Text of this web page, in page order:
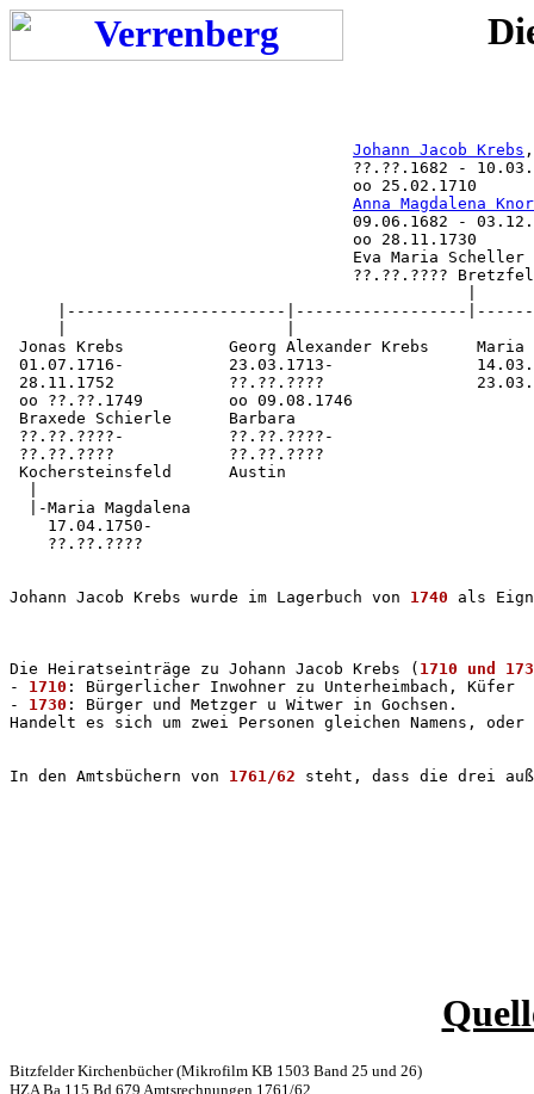
Johann Jacob Krebs
??.??.1682 -
                                    oo 25.02.1710
Anna Magdalena
09.06.1682 -
                                    oo 28.11.1730
                                    Eva Maria Scheller
??.??.????
|-----------------------|------------------
Jonas Krebs           Georg Alexander Krebs     Maria
01.07.1716-           23.03.1713-
28.11.1752            ??.??.????
oo ??.??.1749         oo 09.08.1746
Braxede Schierle      Barbara
??.??.????-           ??.??.????-
??.??.????            ??.??.????
Kochersteinsfeld      Austin
  |-Maria Magdalena
    17.04.1750-
    ??.??.????
Johann Jacob Krebs wurde im Lagerbuch von 1740 als
Die Heiratseinträge zu Johann Jacob Krebs ( 1710 und
- 1710 : Bürgerlicher Inwohner zu Unterheimbach, Küfer
- 1730 : Bürger und Metzger u Witwer in Gochsen.
Handelt es sich um zwei Personen gleichen Namens,
In den Amtsbüchern von 1761/62
Bitzfelder Kirchenbücher (Mikrofilm KB 1503 Band 25 und 26)
HZA Ba 115 Bd 679 Amtsrechnungen 1761/62